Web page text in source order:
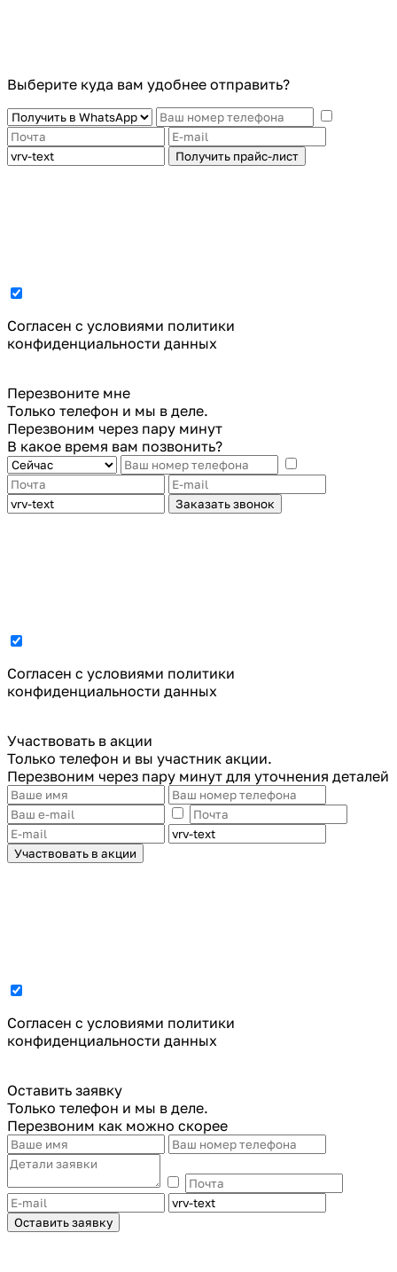
Выберите куда вам удобнее отправить?
Получить прайс-лист
Cогласен с условиями политики
конфиденциальности данных
Перезвоните мне
Только телефон и мы в деле.
Перезвоним через пару минут
В какое время вам позвонить?
Заказать звонок
Cогласен с условиями политики
конфиденциальности данных
Участвовать в акции
Только телефон и вы участник акции.
Перезвоним через пару минут для уточнения деталей
Участвовать в акции
Cогласен с условиями политики
конфиденциальности данных
Оставить заявку
Только телефон и мы в деле.
Перезвоним как можно скорее
Оставить заявку